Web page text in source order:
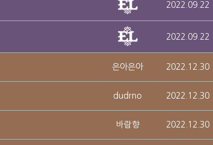
2022.09.22
2022.09.22
은아은아 2022.12.30
dudrno 2022.12.30
바람향 2022.12.30